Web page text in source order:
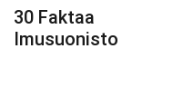
30 Faktaa
Imusuonisto